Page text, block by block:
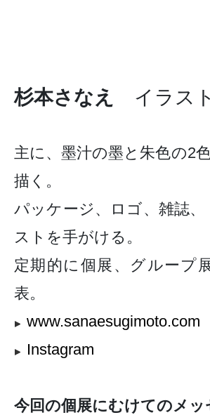
杉本さなえ イラス
主に、墨汁の墨と朱色の2
描く。
パッケージ、ロゴ、雑誌
ストを手がける。
定期的に個展、グループ
表。
www.sanaesugimoto.com
Instagram
今回の個展にむけてのメッ